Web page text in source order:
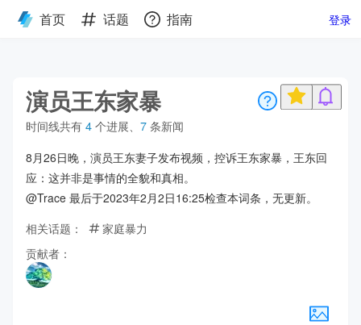
首页 话题 指南 登录
演员王东家暴
时间线共有4个进展 7条新闻
8月26日晚，演员王东妻子发布视频，控诉王东家暴，王东回
应：这并非是事情的全貌和真相。
@Trace 最后于2023年2月2日16:25检查本词条，无更新。
相关话题：
家庭暴力
贡献者：